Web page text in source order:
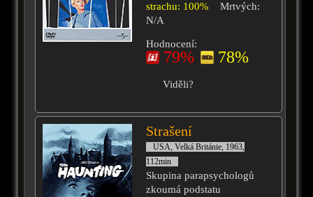
strachu: 100%
Mrtvých:
N/A
Hodnocení:
79% 78%
Viděli?
Strašení
USA, Velká Británie, 1963,
112min
Skupina parapsychologů
zkoumá podstatu